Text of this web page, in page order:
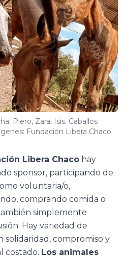
Piero, Zara, Isis. Caballos
Fundación Libera Chaco
Libera Chaco hay
sponsor, participando de
voluntaria/o,
comprando comida o
simplemente
Hay variedad de
solidaridad, compromiso y
costado. Los animales